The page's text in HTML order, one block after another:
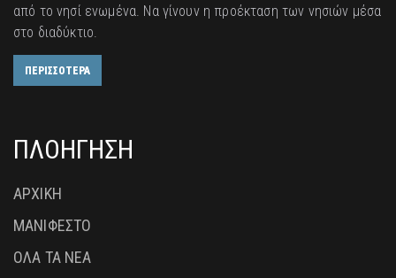
από το νησί ενωμένα. Να γίνουν η προέκταση των νησιών μέσα
στο διαδύκτιο.
ΠΕΡΙΣΣΟΤΕΡΑ
ΠΛΟΗΓΗΣΗ
ΑΡΧΙΚΗ
ΜΑΝΙΦΕΣΤΟ
ΟΛΑ ΤΑ ΝΕΑ